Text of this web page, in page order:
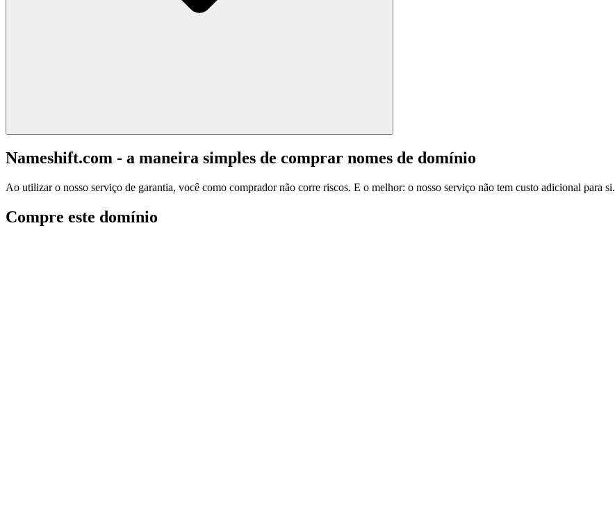
Nameshift.com - a maneira simples de comprar nomes de domínio
Ao utilizar o nosso serviço de garantia, você como comprador não corre riscos. E o melhor: o nosso serviço não tem custo adicional para si.
Compre este domínio